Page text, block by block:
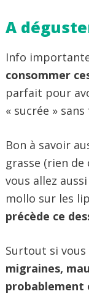
A
Info
consommer
parfait pour
« sucrée »
Bon à savoir
grasse (rien
vous allez
mollo sur les
précède ce
Surtout si
migraines,
probablement